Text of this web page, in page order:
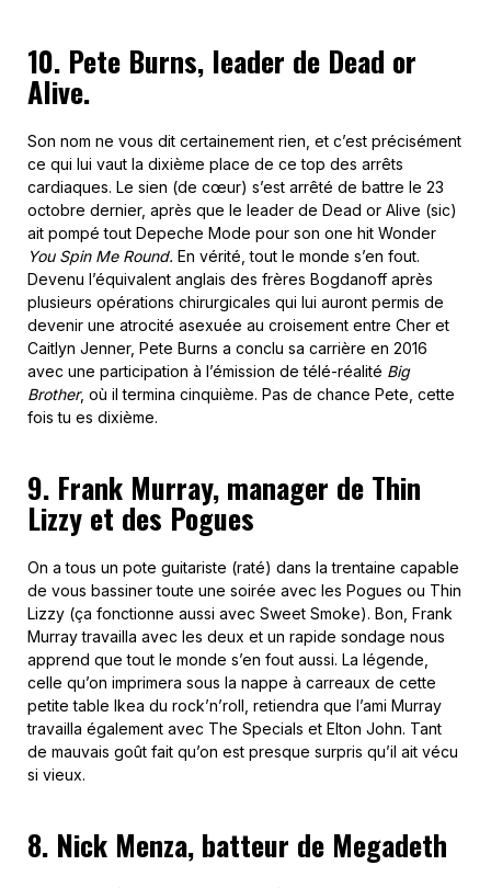
10. Pete Burns, leader de Dead or
Alive.
Son nom ne vous dit certainement rien, et c’est précisément
ce qui lui vaut la dixième place de ce top des arrêts
cardiaques. Le sien (de cœur) s’est arrêté de battre le 23
octobre dernier, après que le leader de Dead or Alive (sic)
ait pompé tout Depeche Mode pour son one hit Wonder
You Spin Me Round. En vérité, tout le monde s’en fout.
Devenu l’équivalent anglais des frères Bogdanoff après
plusieurs opérations chirurgicales qui lui auront permis de
devenir une atrocité asexuée au croisement entre Cher et
Caitlyn Jenner, Pete Burns a conclu sa carrière en 2016
avec une participation à l’émission de télé-réalité Big
Brother, où il termina cinquième. Pas de chance Pete, cette
fois tu es dixième.
9. Frank Murray, manager de Thin
Lizzy et des Pogues
On a tous un pote guitariste (raté) dans la trentaine capable
de vous bassiner toute une soirée avec les Pogues ou Thin
Lizzy (ça fonctionne aussi avec Sweet Smoke). Bon, Frank
Murray travailla avec les deux et un rapide sondage nous
apprend que tout le monde s’en fout aussi. La légende,
celle qu’on imprimera sous la nappe à carreaux de cette
petite table Ikea du rock’n’roll, retiendra que l’ami Murray
travailla également avec The Specials et Elton John. Tant
de mauvais goût fait qu’on est presque surpris qu’il ait vécu
si vieux.
8. Nick Menza, batteur de Megadeth